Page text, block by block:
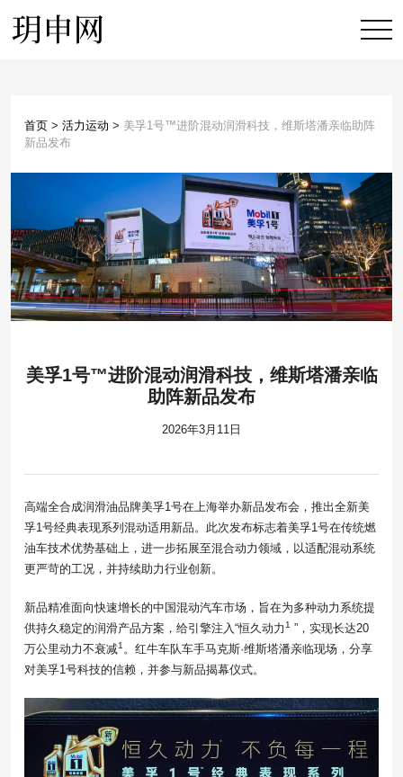
首页 > 活力运动 > 美孚1号™进阶混动润滑科技，维斯塔潘亲临助阵
新品发布
美孚1号™进阶混动润滑科技，维斯塔潘亲临
助阵新品发布
2026年3月11日
高端全合成润滑油品牌美孚1号在上海举办新品发布会，推出全新美
孚1号经典表现系列混动适用新品。此次发布标志着美孚1号在传统燃
油车技术优势基础上，进一步拓展至混合动力领域，以适配混动系统
更严苛的工况，并持续助力行业创新。
新品精准面向快速增长的中国混动汽车市场，旨在为多种动力系统提
供持久稳定的润滑产品方案，给引擎注入“恒久动力 1 ”，实现长达20
万公里动力不衰减1 。红牛车队车手马克斯·维斯塔潘亲临现场，分享
对美孚1号科技的信赖，并参与新品揭幕仪式。